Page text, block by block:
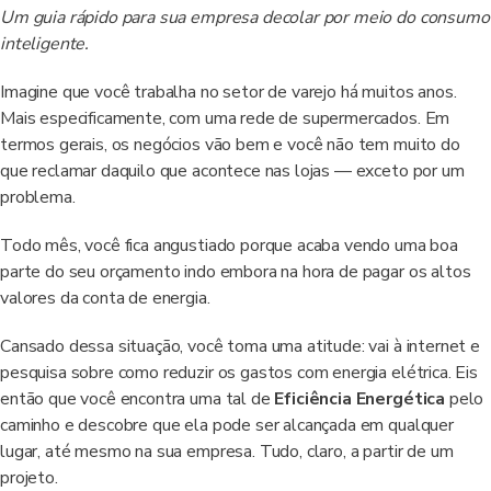
Um guia rápido para sua empresa decolar por meio do consumo
inteligente.
Imagine que você trabalha no setor de varejo há muitos anos.
Mais especificamente, com uma rede de supermercados. Em
termos gerais, os negócios vão bem e você não tem muito do
que reclamar daquilo que acontece nas lojas — exceto por um
problema.
Todo mês, você fica angustiado porque acaba vendo uma boa
parte do seu orçamento indo embora na hora de pagar os altos
valores da conta de energia.
Cansado dessa situação, você toma uma atitude: vai à internet e
pesquisa sobre como reduzir os gastos com energia elétrica. Eis
então que você encontra uma tal de Eficiência Energética pelo
caminho e descobre que ela pode ser alcançada em qualquer
lugar, até mesmo na sua empresa. Tudo, claro, a partir de um
projeto.